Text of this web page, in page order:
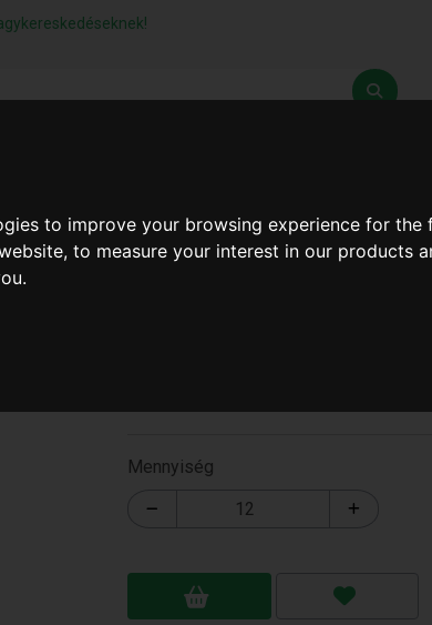
to improve your browsing experience for
,to measure your interest in our products
.
Mennyiség